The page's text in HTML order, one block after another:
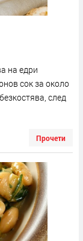
на едри
сок за около
след
Прочети